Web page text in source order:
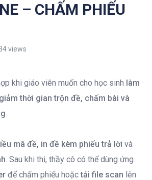
– CHẤM PHIẾU
views
khi giáo viên muốn cho học sinh làm
giảm thời gian trộn đề, chấm bài và
.
mã đề, in đề kèm phiếu trả lời và
. Sau khi thi, thầy cô có thể dùng ứng
để chấm phiếu hoặctải file scan lên